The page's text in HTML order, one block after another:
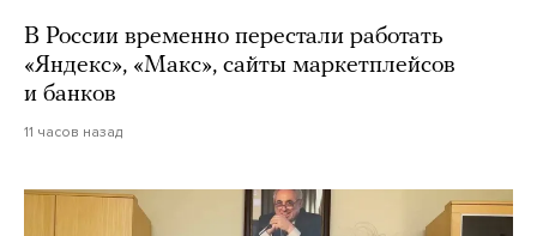
В России временно перестали работать
«Яндекс», «Макс», сайты маркетплейсов
и банков
11 часов назад